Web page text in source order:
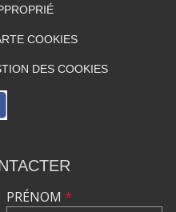
COOKIES
DES COOKIES
PRÉNOM *